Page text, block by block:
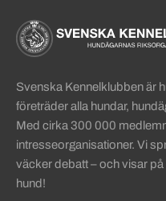
Köpa hund startsida
Svenska Kennelklubben är
företräder alla hundar,
Med cirka 300 000
intresseorganisationer. Vi
väcker debatt – och visar
hund!